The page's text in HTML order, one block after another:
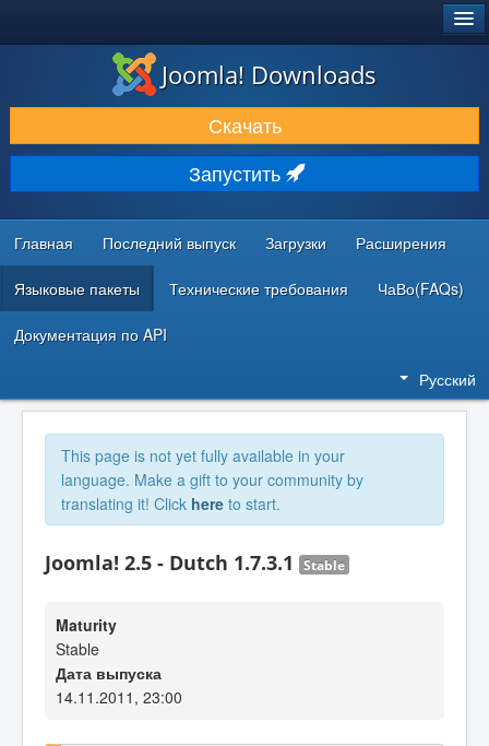
ЗАГРУЗКИ И РАСШИРЕНИЯ
ДОКУМЕНТАЦИЯ И ОБУЧЕНИЕ
СООБЩЕСТВО И ПОДДЕРЖКА
РЕСУРСЫ ДЛЯ РАЗРАБОТЧИКОВ
Joomla! Downloads
Скачать
Запустить
Главная Последний выпуск Загрузки Расширения
Языковые пакеты Технические требования ЧаВо(FAQs)
Документация по API
Русский
This page is not yet fully available in your
language. Make a gift to your community by
translating it! Click here to start.
Joomla! 2.5 - Dutch 1.7.3.1 Stable
Maturity
Stable
Дата выпуска
14.11.2011, 23:00